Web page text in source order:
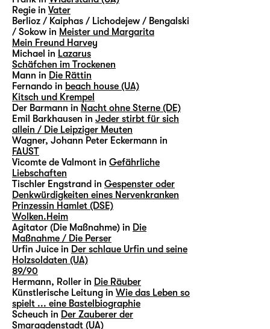
Regie in Vater
Berlioz / Kaiphas / Lichodejew / Bengalski
/ Sokow in Meister und Margarita
Mein Freund Harvey
Michael in Lazarus
Schäfchen im Trockenen
Mann in Die Rättin
Fernando in beach house (UA)
Kitsch und Krempel
Der Barmann in Nacht ohne Sterne (DE)
Emil Barkhausen in Jeder stirbt für sich
allein / Die Leipziger Meuten
Wagner, Johann Peter Eckermann in
FAUST
Vicomte de Valmont in Gefährliche
Liebschaften
Tischler Engstrand in Gespenster oder
Denkwürdigkeiten eines Nervenkranken
Prinzessin Hamlet (DSE)
Wolken.Heim
Agitator (Die Maßnahme) in Die
Maßnahme / Die Perser
Urfin Juice in Der schlaue Urfin und seine
Holzsoldaten (UA)
89/90
Hermann, Roller in Die Räuber
Künstlerische Leitung in Wie das Leben so
spielt ... eine Bastelbiographie
Scheuch in Der Zauberer der
Smaragdenstadt (UA)